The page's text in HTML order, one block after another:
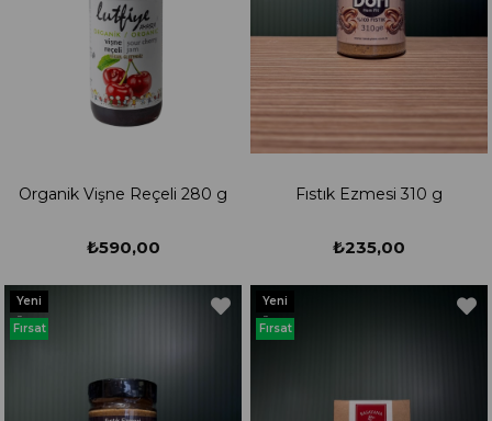
Organik Vişne Reçeli 280 g
₺590,00
Fıstık Ezmesi 310 g
₺235,00
Yeni
Ürün
Fırsat
Yeni
Ürün
Fırsat